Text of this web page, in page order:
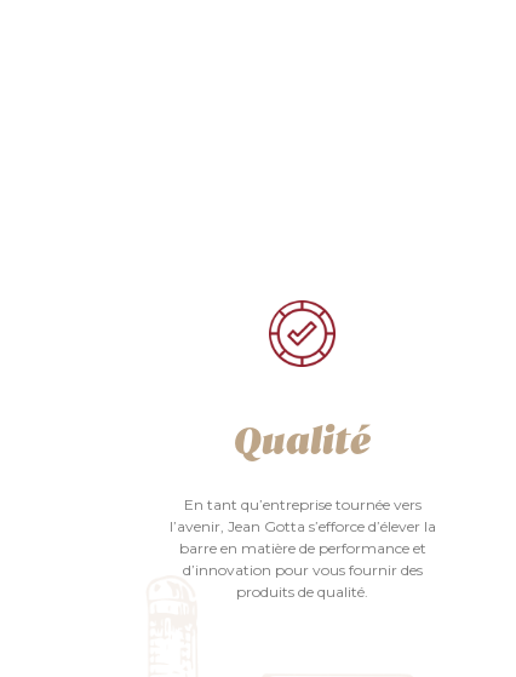
Qualité
En tant qu’entreprise tournée vers
l’avenir, Jean Gotta s’efforce d’élever la
barre en matière de performance et
d’innovation pour vous fournir des
produits de qualité.